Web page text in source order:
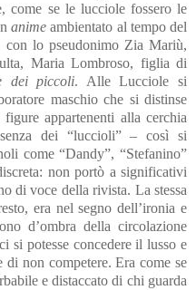
come se le lucciole fossero le
anime ambientato al tempo del
lo pseudonimo Zia Mariù,
Maria Lombroso, figlia di
dei piccoli. Alle Lucciole si
maschio che si distinse
appartenenti alla cerchia
dei “luccioli” – così si
come “Dandy”, “Stefanino”
non portò a significativi
di voce della rivista. La stessa
era nel segno dell’ironia e
d’ombra della circolazione
si potesse concedere il lusso e
di non competere. Era come se
e distaccato di chi guarda